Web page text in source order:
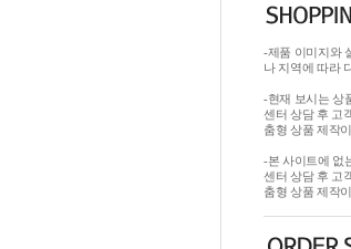
-제품 이미지와
나 지역에 따라
-현재 보시는 상
센터 상담 후 고
춤형 상품 제작
-본 사이트에 없
센터 상담 후 고
춤형 상품 제작